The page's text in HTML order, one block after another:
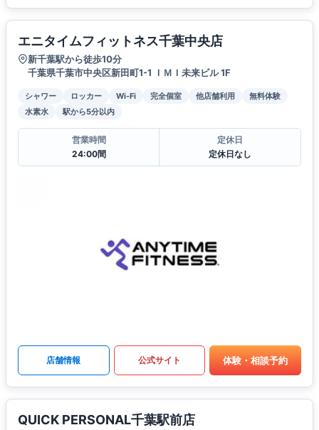
エニタイムフィットネス千葉中央店
新千葉駅から徒歩10分
千葉県千葉市中央区新田町1-1 ＩＭＩ未来ビル 1F
シャワー ロッカー Wi-Fi 完全個室 他店舗利用
無料体験
水素水
駅から5分以内
営業時間
24:00間
定休日
定休日なし
店舗情報 公式サイト 体験・相談予約
QUICK PERSONAL千葉駅前店